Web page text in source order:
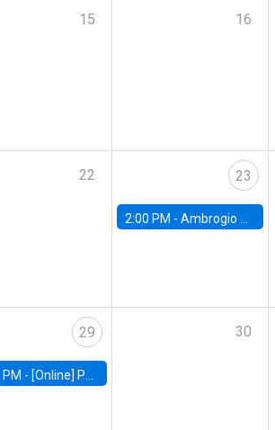
15 16
22 23
2:00 PM - Ambrogio Cesa-Bianchi, Bank of England
29
PM - [Online] Pablo Slutzky, University of Maryland
30